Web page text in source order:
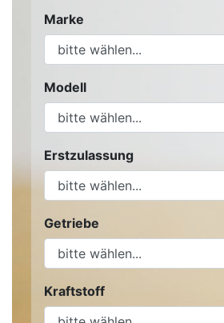
Marke
Modell
Erstzulassung
Getriebe
Kraftstoff